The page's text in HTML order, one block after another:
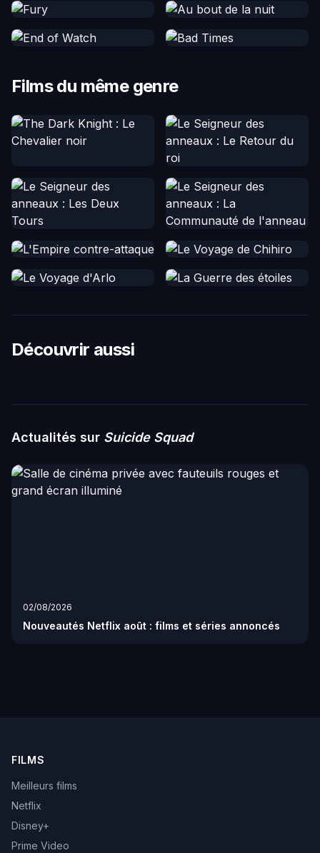
Films du même genre
Découvrir aussi
Actualités sur Suicide Squad
02/08/2026
Nouveautés Netflix août : films et séries annoncés
FILMS
Meilleurs films
Netflix
Disney+
Prime Video